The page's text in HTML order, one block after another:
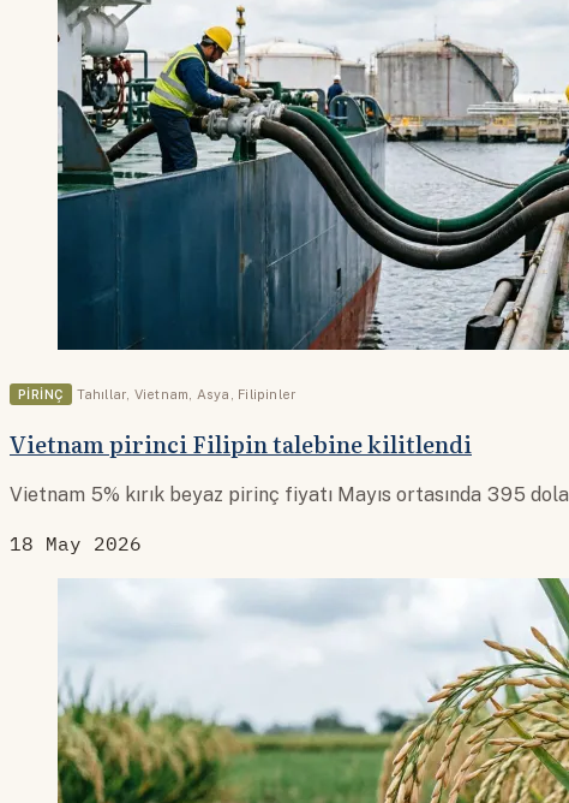
PIRINÇ Tahıllar Vietnam Asya Filipinler
Vietnam pirinci Filipin talebine kilitlendi
Vietnam 5% kırık beyaz pirinç fiyatı Mayıs ortasında 395
18 May 2026